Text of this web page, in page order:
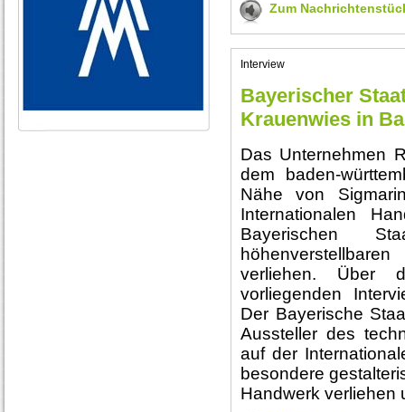
Zum
Interview
Bayerischer
Krauenwies in
Das Unternehmen
dem baden-
Nähe von
Internationalen
Bayerischen
verliehen. Über
vorliegenden
Der Bayerische
Aussteller des
auf der
besondere
Handwerk verliehen